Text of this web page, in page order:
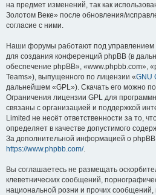
на предмет изменений, так как
Золотом Веке» после обновления/
согласие с ними.
Наши форумы работают под управлением
для создания конференций phpBB (в
обеспечение phpBB», «www.phpbb.com»,
Teams»), выпущенного по лицензии «GNU
дальнейшем «GPL»). Скачать его можно
Ограничения лицензии GPL для
связаны с организацией и поддержкой
Limited не несёт ответственности за то,
определяет в качестве допустимого
За дополнительной информацией о
https://www.phpbb.com/.
Вы соглашаетесь не размещать
клеветнических сообщений,
национальной розни и прочих сообщений,